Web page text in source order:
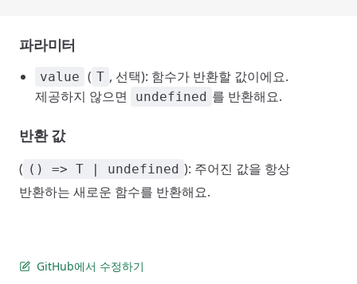
파라미터
value ( T , 선택): 함수가 반환할 값이에요.
제공하지 않으면
undefined 를 반환해요.
반환 값
( () => T | undefined ): 주어진 값을 항상
반환하는 새로운 함수를 반환해요.
GitHub에서 수정하기